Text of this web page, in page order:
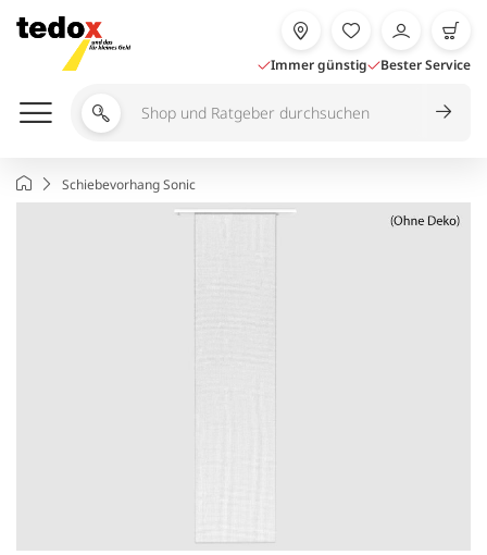
Inhalt
springen
Immer günstig Bester Service
Shop
durchsuchen
StartseiteSchiebevorhang Sonic